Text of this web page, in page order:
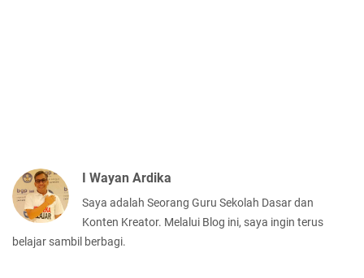
I Wayan Ardika
Saya adalah Seorang Guru Sekolah Dasar dan
Konten Kreator. Melalui Blog ini, saya ingin terus
belajar sambil berbagi.